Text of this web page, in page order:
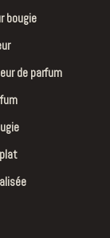
bougie
de parfum